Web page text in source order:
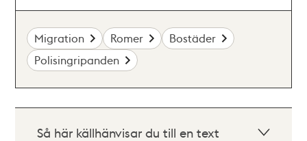
Migration Romer
Bostäder
Polisingripanden
Så här källhänvisar du till en text